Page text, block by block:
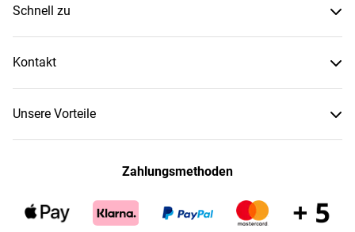
Schnell zu
Kontakt
Unsere Vorteile
Zahlungsmethoden